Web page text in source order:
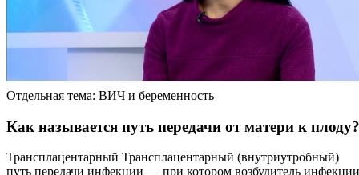
Отдельная тема: ВИЧ и беременность
Как называется путь передачи от матери к плоду?
Трансплацентарный Трансплацентарный (внутриутробный)
путь передачи инфекции — при котором возбудитель инфекции